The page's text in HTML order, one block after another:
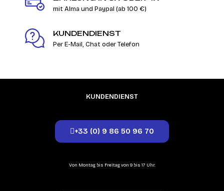
mit Alma und Paypal (ab 100 €)
KUNDENDIENST
Per E-Mail, Chat oder Telefon
KUNDENDIENST
+33 (0) 9 86 50 96 70
Von Montag bis Freitag von 9 bis 17 Uhr.